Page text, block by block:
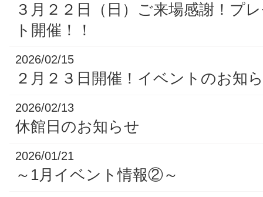
３月２２日（日）ご来場感謝！プ
ト開催！！
2026/02/15
２月２３日開催！イベントのお知
2026/02/13
休館日のお知らせ
2026/01/21
～1月イベント情報②～